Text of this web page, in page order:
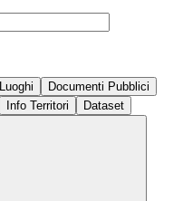
Luoghi
Documenti Pubblici
Info Territori Dataset